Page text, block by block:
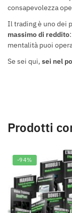
consapevolezza
Il trading è uno dei
massimo di reddito
mentalità puoi
Se sei qui, sei nel
Prodotti
-94%